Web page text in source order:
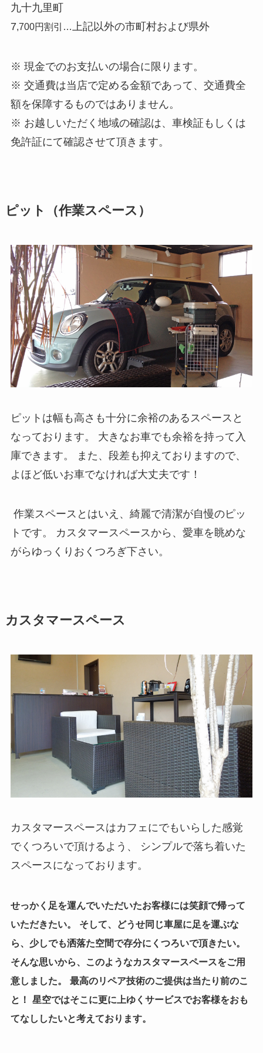
九十九里町
7,700円割引… 上記以外の市町村および県外
※ 現金でのお支払いの場合に限ります。
※ 交通費は当店で定める金額であって、交通費全
額を保障するものではありません。
※ お越しいただく地域の確認は、車検証もしくは
免許証にて確認させて頂きます。
ピット（作業スペース）
ピットは幅も高さも十分に余裕のあるスペースと
なっております。 大きなお車でも余裕を持って入
庫できます。 また、段差も抑えておりますので、
よほど低いお車でなければ大丈夫です！
作業スペースとはいえ、綺麗で清潔が自慢のピッ
トです。 カスタマースペースから、愛車を眺めな
がらゆっくりおくつろぎ下さい。
カスタマースペース
カスタマースペースはカフェにでもいらした感覚
でくつろいで頂けるよう、 シンプルで落ち着いた
スペースになっております。
せっかく足を運んでいただいたお客様には笑顔で帰って
いただきたい。
そして、どうせ同じ車屋に足を運ぶな
ら、少しでも洒落た空間で存分にくつろいで頂きたい。
そんな思いから、このようなカスタマースペースをご用
意しました。
最高のリペア技術のご提供は当たり前のこ
と！
星空ではそこに更に上ゆくサービスでお客様をおも
てなししたいと考えております。